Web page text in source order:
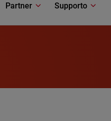
Partner Supporto